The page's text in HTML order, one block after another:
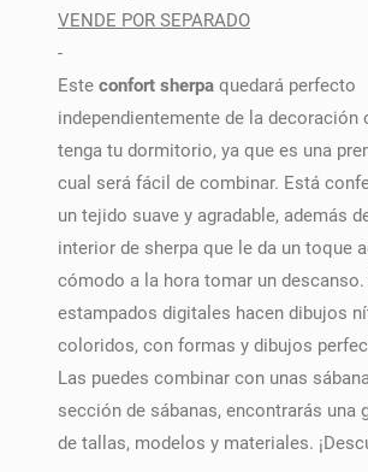
VENDE POR SEPARADO
-
Este confort sherpa quedará perfecto
independientemente de la decoración
tenga tu dormitorio, ya que es una
cual será fácil de combinar. Está
un tejido suave y agradable, además
interior de sherpa que le da un toque
cómodo a la hora tomar un descanso.
estampados digitales hacen dibujos
coloridos, con formas y dibujos
Las puedes combinar con unas
sección de sábanas, encontrarás una
de tallas, modelos y materiales.